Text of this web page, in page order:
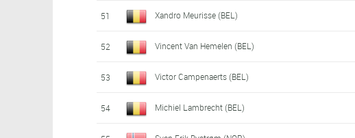
51 Xandro Meurisse (BEL)
52 Vincent Van Hemelen (BEL)
53 Victor Campenaerts (BEL)
54 Michiel Lambrecht (BEL)